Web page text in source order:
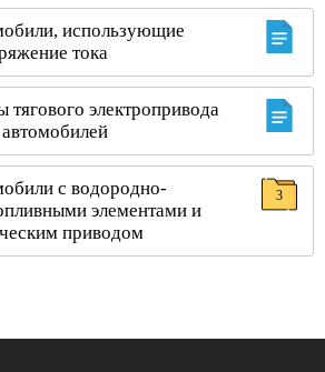
использующие
тока
электропривода
с водородно-
элементами и
приводом
3